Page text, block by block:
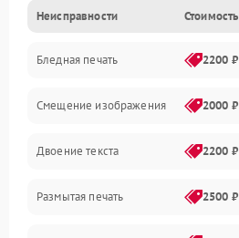
Программные ошибки
Картриджи и расходники
Механика и узлы
Подключение и интерфейсы
Панель управления и индикация
Неисправности Стоимость
Бледная печать 2200 ₽
Смещение изображения 2000 ₽
Двоение текста 2200 ₽
Размытая печать 2500 ₽